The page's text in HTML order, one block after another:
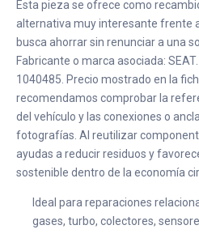
Esta pieza se ofrece como
alternativa muy interesante frente
busca ahorrar sin renunciar a una
Fabricante o marca asociada:
1040485. Precio mostrado en la
recomendamos comprobar la
del vehículo y las conexiones o
fotografías. Al reutilizar
ayudas a reducir residuos y
sostenible dentro de la economía
Ideal para reparaciones
gases, turbo, colectores,